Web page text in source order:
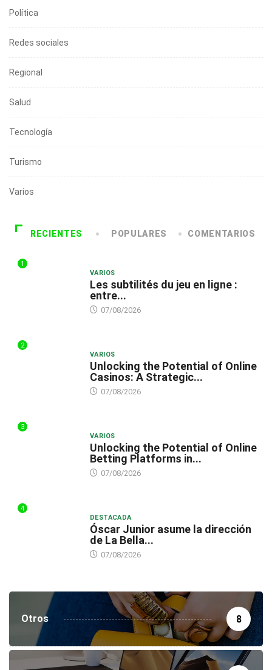
Política
Redes sociales
Regional
Salud
Tecnología
Turismo
Varios
RECIENTES POPULARES COMENTARIOS
1
VARIOS
Les subtilités du jeu en ligne :
entre...
07/08/2026
2
VARIOS
Unlocking the Potential of Online
Casinos: A Strategic...
07/08/2026
3
VARIOS
Unlocking the Potential of Online
Betting Platforms in...
07/08/2026
4
DESTACADA
Óscar Junior asume la dirección
de La Bella...
07/08/2026
Otros 8